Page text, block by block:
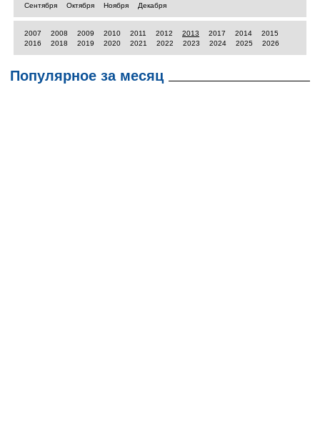
Сентября
Октября Ноября Декабря
2007 2008 2009 2010 2011 2012 2013 2017 2014
2015
2016
2018 2019 2020 2021 2022 2023 2024 2025 2026
Популярное за месяц